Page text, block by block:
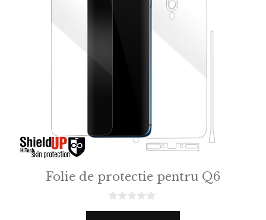
Folie de protectie pentru Q6
0